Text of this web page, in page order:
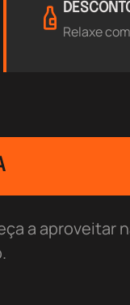
Relaxe
a aproveitar